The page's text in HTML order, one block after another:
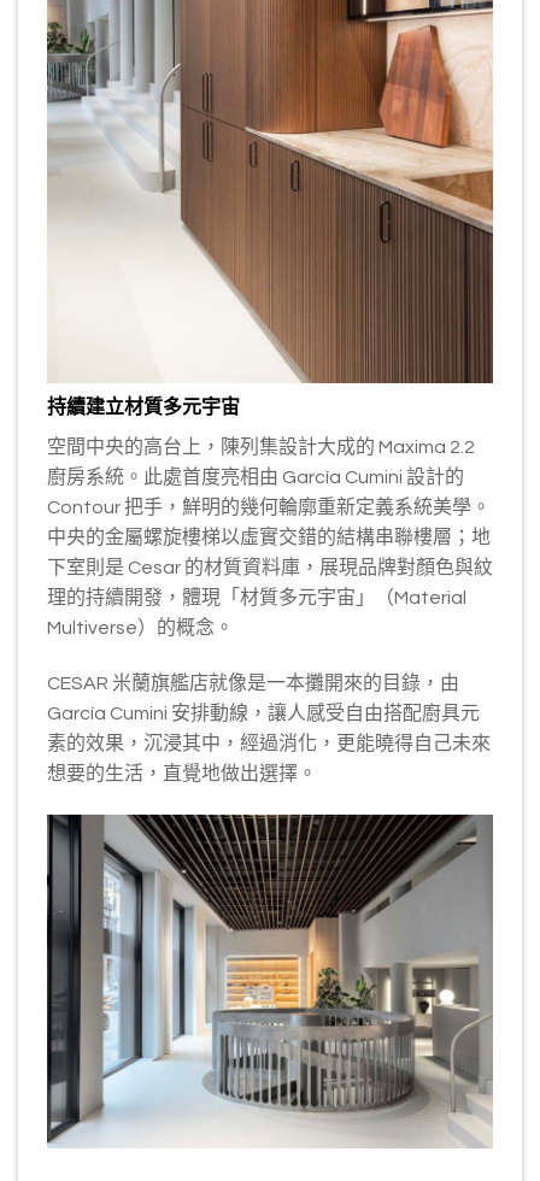
持續建立材質多元宇宙
空間中央的高台上，陳列集設計大成的 Maxima 2.2
廚房系統。此處首度亮相由 García Cumini 設計的
Contour 把手，鮮明的幾何輪廓重新定義系統美學。
中央的金屬螺旋樓梯以虛實交錯的結構串聯樓層；地
下室則是 Cesar 的材質資料庫，展現品牌對顏色與紋
理的持續開發，體現「材質多元宇宙」（Material
Multiverse）的概念。
CESAR 米蘭旗艦店就像是一本攤開來的目錄，由
García Cumini 安排動線，讓人感受自由搭配廚具元
素的效果，沉浸其中，經過消化，更能曉得自己未來
想要的生活，直覺地做出選擇。